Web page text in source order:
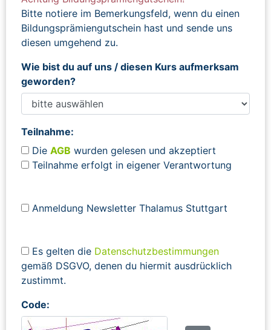
Bitte notiere im Bemerkungsfeld, wenn du einen
Bildungsprämiengutschein hast und sende uns
diesen umgehend zu.
Wie bist du auf uns / diesen Kurs aufmerksam
geworden?
Teilnahme:
Die AGB wurden gelesen und akzeptiert
Teilnahme erfolgt in eigener Verantwortung
Anmeldung Newsletter Thalamus Stuttgart
Es gelten die Datenschutzbestimmungen
gemäß DSGVO, denen du hiermit ausdrücklich
zustimmt.
Code: